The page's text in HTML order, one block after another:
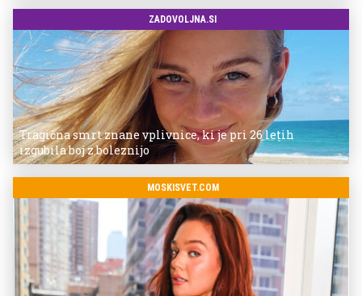
ZADOVOLJNA.SI
Tragična smrt znane vplivnice, ki je pri 26 letih
izgubila boj z boleznijo
MOSKISVET.COM